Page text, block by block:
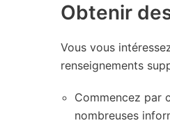
Obtenir
Vous vous
renseignements
Commencez par
nombreuses